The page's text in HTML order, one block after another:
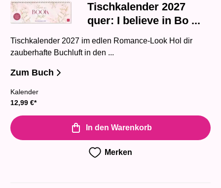
Tischkalender 2027
quer: I believe in Bo ...
Tischkalender 2027 im edlen Romance-Look Hol dir
zauberhafte Buchluft in den ...
Zum Buch
Kalender
12,99 €*
In den Warenkorb
Merken